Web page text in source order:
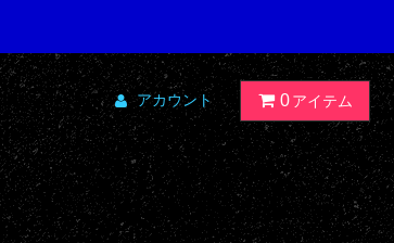
アカウント 0アイテム